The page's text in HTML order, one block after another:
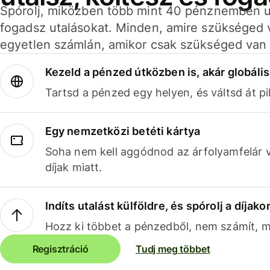
Spórolj, miközben több mint 40 pénznemben
fogadsz utalásokat. Minden, amire szükséged
egyetlen számlán, amikor csak szükséged van
Kezeld a pénzed útközben is, akár
Tartsd a pénzed egy helyen, és váltsd át
Egy nemzetközi betéti kártya
Soha nem kell aggódnod az árfolyamfelár
díjak miatt.
Indíts utalást külföldre, és spórolj a
Hozz ki többet a pénzedből, nem számít,
Regisztráció Tudj meg többet